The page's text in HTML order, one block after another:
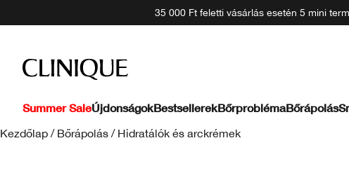
35 000 Ft feletti vásárlás esetén 5 mini
Summer SaleÚjdonságokBestsellerekBőrproblémaBőrápolás
Kezdőlap / Bőrápolás / Hidratálók és arckrémek